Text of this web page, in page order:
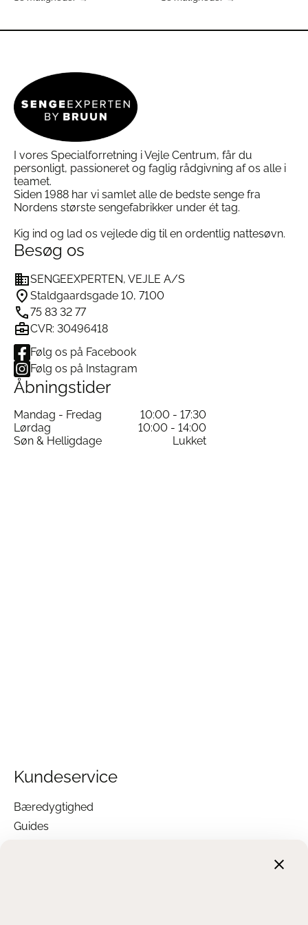
standarder:
hygiejne og miljøhensyn
– velegnet til husstøvmideallergikere
Puden er klar til brug uden forvask.
Nem pleje – designet til hverdagen
Som en del af Kiddy Breeze-serien kan
juniorpudenvaskes ved 60 °C, så den er let at
holde ren og hygiejnisk, selv når uheld sker. Fyld
og form bevares smukt ved korrekt tørring.
Bemærk:Dyne og pude sælges separat.
Se hele Dyneudvalget fra Ringsted Dun
her
Læs mere om Oeko-Tex 100 certificeringen
har
Mulighederne
kan
vælges
på
varesiden
har
I vores Specialforretning i Vejle Centrum, får du
personligt, passioneret og faglig rådgivning af os alle i
teamet.
Siden 1988 har vi samlet alle de bedste senge fra
Nordens største sengefabrikker under ét tag.
Kig ind og lad os vejlede dig til en ordentlig nattesøvn.
Besøg os
SENGEEXPERTEN, VEJLE A/S
Staldgaardsgade 10, 7100
75 83 32 77
CVR: 30496418
Følg os på Facebook
Følg os på Instagram
Åbningstider
Mandag - Fredag
10:00 - 17:30
Lørdag
10:00 - 14:00
Søn & Helligdage
Lukket
Kundeservice
Bæredygtighed
Guides